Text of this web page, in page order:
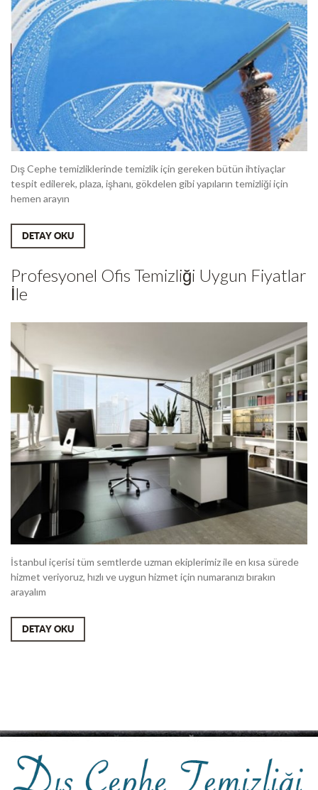
Dış Cephe temizliklerinde temizlik için gereken bütün ihtiyaçlar
tespit edilerek, plaza, işhanı, gökdelen gibi yapıların temizliği için
hemen arayın
DETAY OKU
Profesyonel Ofis Temizliği Uygun Fiyatlar
İle
İstanbul içerisi tüm semtlerde uzman ekiplerimiz ile en kısa sürede
hizmet veriyoruz, hızlı ve uygun hizmet için numaranızı bırakın
arayalım
DETAY OKU